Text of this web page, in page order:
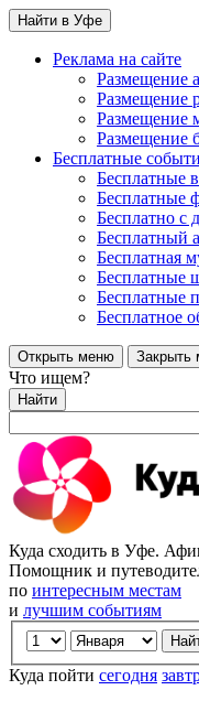
Найти в Уфе
Реклама на сайте
Размещение
Размещение
Размещение
Размещение
Бесплатные
Бесплатные
Бесплатные
Бесплатно с
Бесплатный
Бесплатная
Бесплатные
Бесплатные
Бесплатное
Открыть меню Закрыть
Что ищем?
Найти
Куда сходить в Уфе.
Помощник и
по интересным местам
и лучшим событиям
Куда пойти сегодня